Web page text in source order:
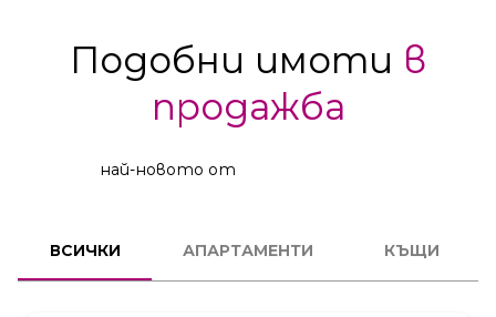
Подобни имоти в
продажба
най-новото от
ВСИЧКИ АПАРТАМЕНТИ КЪЩИ
СТАЕН
КОД:
231606